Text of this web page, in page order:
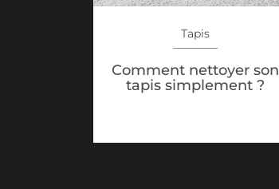
Tapis
Comment nettoyer son
tapis simplement ?